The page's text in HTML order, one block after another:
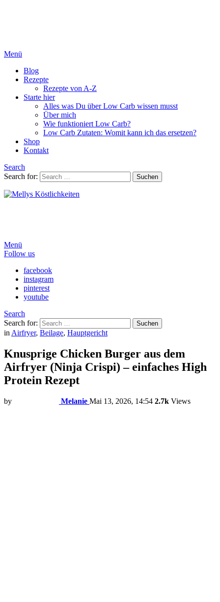
Menü
Blog
Rezepte
Rezepte von A-Z
Starte hier
Alles was Du über Low Carb wissen musst
Über mich
Wie funktioniert Low Carb?
Low Carb Zutaten: Womit kann ich das ersetzen?
Shop
Kontakt
Search
Search for:
Suchen
Menü
Follow us
facebook
instagram
pinterest
youtube
Search
Search for:
Suchen
in Airfryer, Beilage, Hauptgericht
Knusprige Chicken Burger aus dem
Airfryer (Ninja Crispi) – einfaches High
Protein Rezept
by Melanie Mai 13, 2026, 14:54 2.7k Views